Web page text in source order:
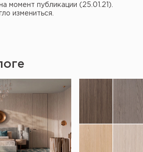
момент публикации (25.01.21).
измениться.